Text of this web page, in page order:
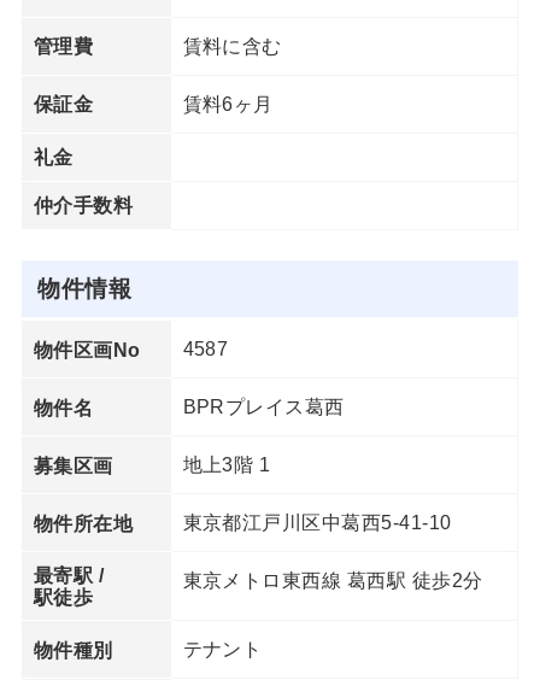
管理費 賃料に含む
保証金 賃料6ヶ月
礼金
仲介手数料
物件情報
物件区画No 4587
物件名 BPRプレイス葛西
募集区画 地上3階 1
物件所在地 東京都江戸川区中葛西5-41-10
最寄駅 /
駅徒歩
東京メトロ東西線 葛西駅 徒歩2分
物件種別 テナント